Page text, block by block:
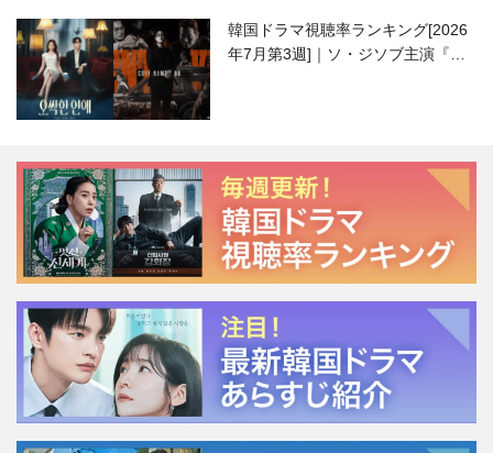
韓国ドラマ視聴率ランキング[2026
年7月第3週]｜ソ・ジソブ主演『エ